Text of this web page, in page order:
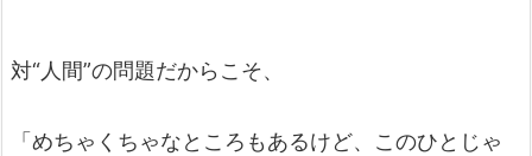
対“人間”の問題だからこそ、
「めちゃくちゃなところもあるけど、このひとじゃ